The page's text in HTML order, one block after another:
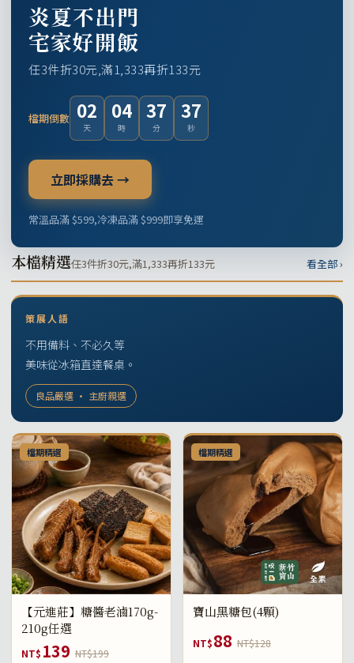
炎夏不出門
宅家好開飯
任3件折30元,滿1,333再折133元
檔期倒數 02
天
04
時
37
分
36
秒
立即採購去 →
常溫品滿 $599,冷凍品滿 $999即享免運
本檔精選任3件折30元,滿1,333再折133元 看全部 ›
策展人語
不用備料、不必久等
美味從冰箱直達餐桌。
良品嚴選 · 主廚親選
檔期精選
【元進莊】糖醬老滷170g-
210g任選
NT$ 139 NT$199
檔期精選
寶山黑糖包(4顆)
NT$88 NT$128